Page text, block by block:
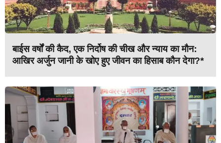
बाईस वर्षों की कैद, एक निर्दोष की चीख और न्याय का मौन:
आखिर अर्जुन जानी के खोए हुए जीवन का हिसाब कौन देगा?*